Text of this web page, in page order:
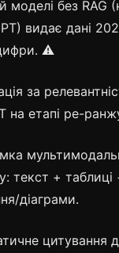
моделі без RAG
видає дані
⚠️
за
на етапі ре-
текст + таблиці
діаграми.
цитування